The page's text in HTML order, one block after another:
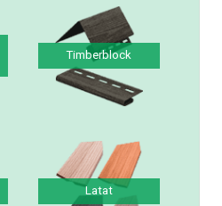
Timberblock